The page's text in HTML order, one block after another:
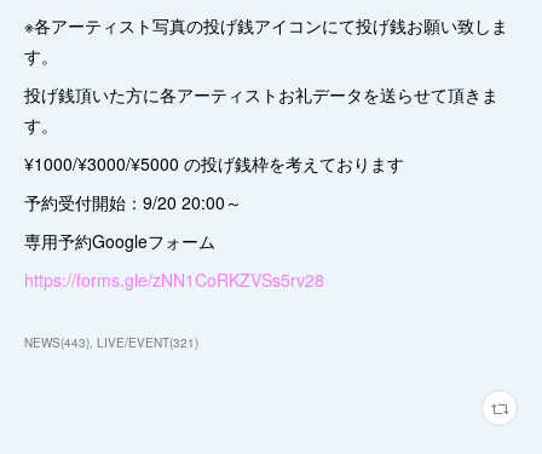
※各アーティスト写真の投げ銭アイコンにて投げ銭お願い致しま
す。
投げ銭頂いた方に各アーティストお礼データを送らせて頂きま
す。
¥1000/¥3000/¥5000 の投げ銭枠を考えております
予約受付開始：9/20 20:00～
専用予約Googleフォーム
https://forms.gle/zNN1CoRKZVSs5rv28
NEWS(443) LIVE/EVENT(321)